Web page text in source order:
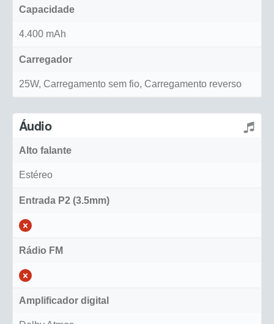
Capacidade
4.400 mAh
Carregador
25W, Carregamento sem fio, Carregamento reverso
Áudio
Alto falante
Estéreo
Entrada P2 (3.5mm)
Rádio FM
Amplificador digital